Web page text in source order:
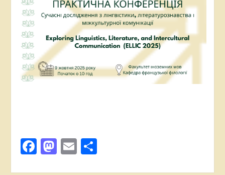
Facebook
Mastodon
EmailПоділитися